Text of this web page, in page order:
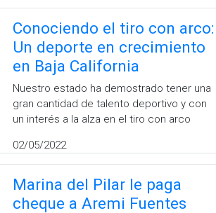
Conociendo el tiro con arco:
Un deporte en crecimiento
en Baja California
Nuestro estado ha demostrado tener una
gran cantidad de talento deportivo y con
un interés a la alza en el tiro con arco
02/05/2022
Marina del Pilar le paga
cheque a Aremi Fuentes